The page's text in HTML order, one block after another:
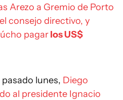
Arezo a Gremio de Porto
consejo directivo, y
pagarlos US$
pasado lunes, Diego
al presidente Ignacio